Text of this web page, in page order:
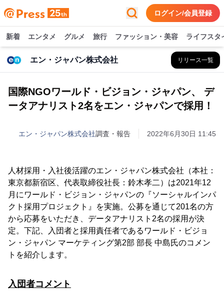
ログイン/会員登録
新着 エンタメ グルメ 旅行 ファッション・美容 ライフスタ
エン・ジャパン株式会社 リリース一覧
国際NGOワールド・ビジョン・ジャパン、 デ
ータアナリスト2名をエン・ジャパンで採用！
エン・ジャパン株式会社調査・報告 2022年6月30日 11:45
人材採用・入社後活躍のエン・ジャパン株式会社（本社：
東京都新宿区、代表取締役社長：鈴木孝二）は2021年12
月にワールド・ビジョン・ジャパンの『ソーシャルインパ
クト採用プロジェクト』を実施。公募を通じて201名の方
から応募をいただき、データアナリスト2名の採用が決
定。下記、入団者と採用責任者であるワールド・ビジョ
ン・ジャパン マーケティング第2部 部長 中島氏のコメン
トを紹介します。
入団者コメント